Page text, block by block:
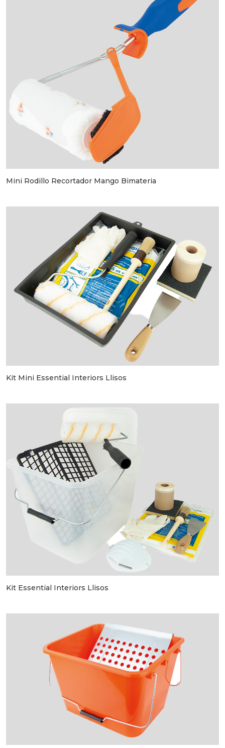
Mini Rodillo Recortador Mango Bimateria
Kit Mini Essential Interiors Llisos
Kit Essential Interiors Llisos